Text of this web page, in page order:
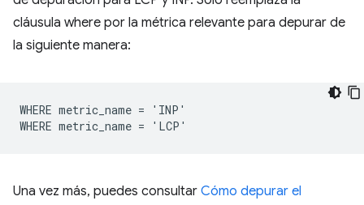
cláusula where por la métrica relevante para depurar de
la siguiente manera:
WHERE metric_name = 'INP'
Una vez más, puedes consultar Cómo depurar el